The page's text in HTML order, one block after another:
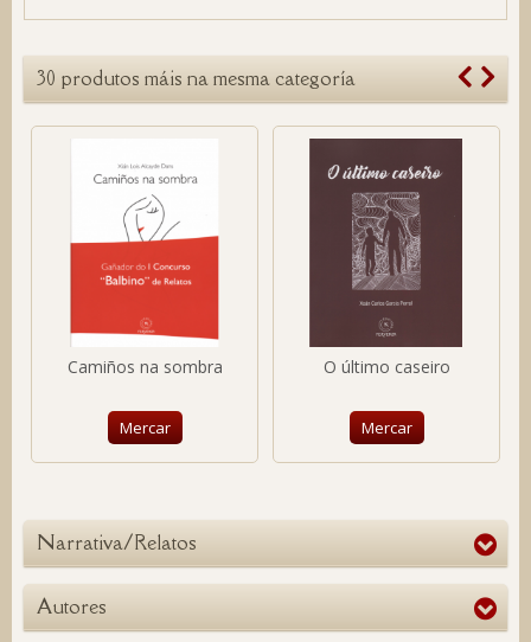
30 produtos máis na mesma categoría
Camiños na sombra
Mercar
O último caseiro
Mercar
Narrativa/Relatos
Autores